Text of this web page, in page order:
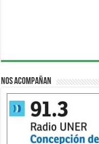
Nos acompañan